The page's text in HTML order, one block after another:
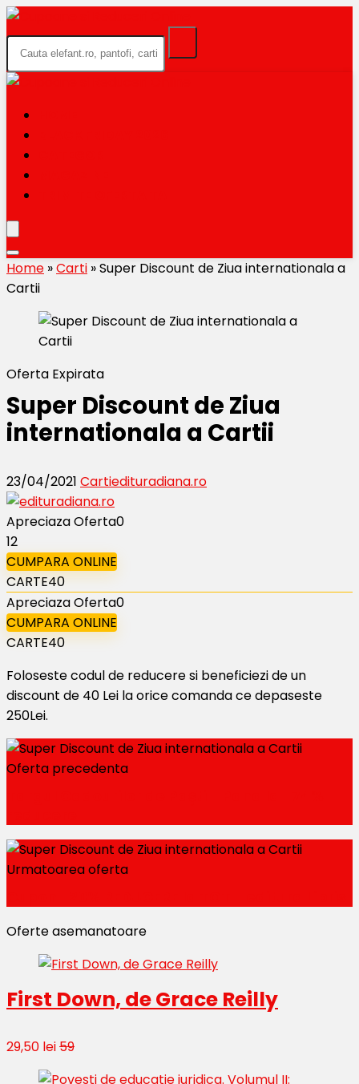
Home »Carti »Super Discount de Ziua internationala a
Cartii
Oferta Expirata
Super Discount de Ziua
internationala a Cartii
23/04/2021 Cartiedituradiana.ro
Apreciaza Oferta0
12
CUMPARA ONLINE
CARTE40
Apreciaza Oferta0
CUMPARA ONLINE
CARTE40
Foloseste codul de reducere si beneficiezi de un
discount de 40 Lei la orice comanda ce depaseste
250Lei.
Oferta precedenta
Urmatoarea oferta
Oferte asemanatoare
First Down, de Grace Reilly
29,50 lei59